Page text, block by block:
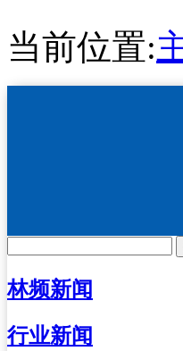
当前位置:
林频新闻
行业新闻